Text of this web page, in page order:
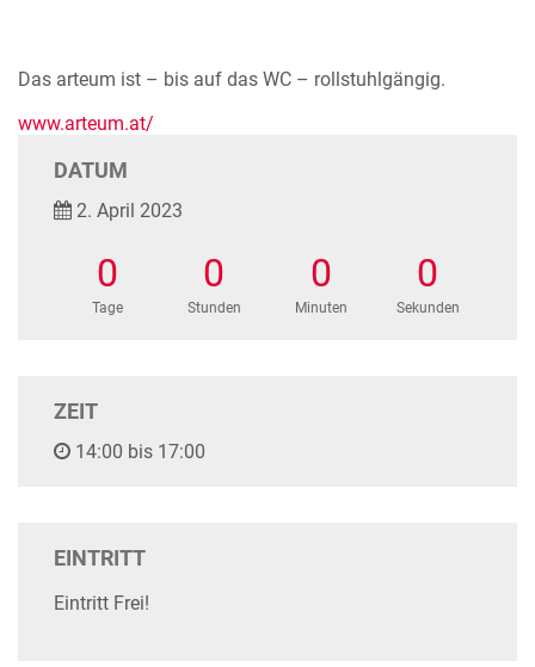
Das arteum ist – bis auf das WC – rollstuhlgängig.
www.arteum.at/
DATUM
2. April 2023
0
Tage
0
Stunden
0
Minuten
0
Sekunden
ZEIT
14:00 bis 17:00
EINTRITT
Eintritt Frei!